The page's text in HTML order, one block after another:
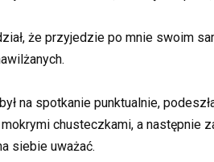
że przyjedzie po mnie swoim
na spotkanie punktualnie,
chusteczkami, a następnie
siebie uważać.